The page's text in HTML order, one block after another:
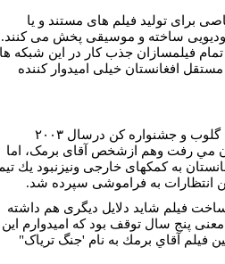
برای توليد فیلم های مستند و يا
ساخته و موسيقی پخش مى كنند.
فیلمسازان جذب كار در اين شبكه ها
افغانستان خیلی امیدوار کننده
با فيلم اسامه و بردن جايزه هاى گلدن گلوب و جشنواره كن درسال ٢٠٠٣
مي رفت وهم ازشخص آقاى برمک، اما
به كمكهاى خارجى ونيزنبود يك
انتظارات به فراموشى سپرده شد.
فيلم شايد دلايل ديگرى هم داشته
پنج سال توقف بود كه اميدوارم اين
فيلم آقاي برمك به نام 'جنگ ترياک"